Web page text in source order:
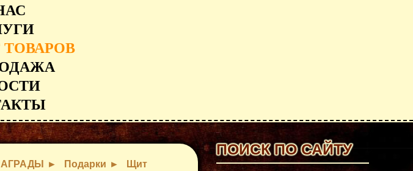
ТОВАРОВ
Подарки
Щит
ПОИСК ПО САЙТУ